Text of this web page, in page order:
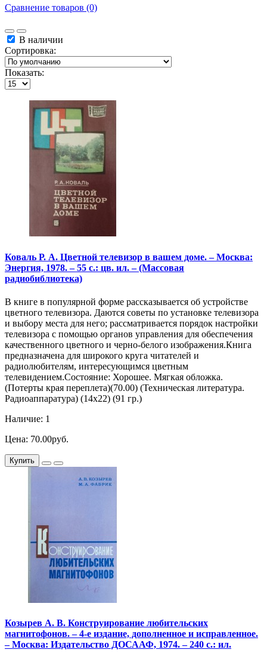
Сравнение товаров (0)
В наличии
Сортировка:
Показать:
Коваль Р. А. Цветной телевизор в вашем доме. – Москва:
Энергия, 1978. – 55 с.: цв. ил. – (Массовая
радиобиблиотека)
В книге в популярной форме рассказывается об устройстве
цветного телевизора. Даются советы по установке телевизора
и выбору места для него; рассматривается порядок настройки
телевизора с помощью органов управления для обеспечения
качественного цветного и черно-белого изображения.Книга
предназначена для широкого круга читателей и
радиолюбителям, интересующимся цветным
телевидением.Состояние: Хорошее. Мягкая обложка.
(Потерты края переплета)(70.00) (Техническая литература.
Радиоаппаратура) (14х22) (91 гр.)
Наличие: 1
Цена: 70.00руб.
Купить
Козырев А. В. Конструирование любительских
магнитофонов. – 4-е издание, дополненное и исправленное.
– Москва: Издательство ДОСААФ, 1974. – 240 с.: ил.